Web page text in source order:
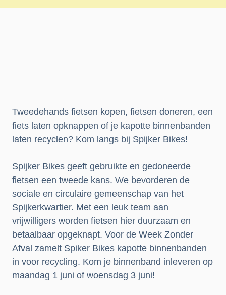
Tweedehands fietsen kopen, fietsen doneren, een
fiets laten opknappen of je kapotte binnenbanden
laten recyclen? Kom langs bij Spijker Bikes!
Spijker Bikes geeft gebruikte en gedoneerde
fietsen een tweede kans. We bevorderen de
sociale en circulaire gemeenschap van het
Spijkerkwartier. Met een leuk team aan
vrijwilligers worden fietsen hier duurzaam en
betaalbaar opgeknapt. Voor de Week Zonder
Afval zamelt Spiker Bikes kapotte binnenbanden
in voor recycling. Kom je binnenband inleveren op
maandag 1 juni of woensdag 3 juni!